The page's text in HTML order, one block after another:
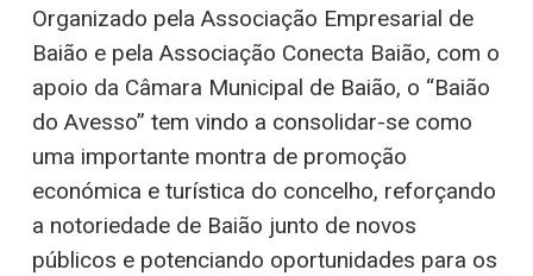
Organizado pela Associação Empresarial de
Baião e pela Associação Conecta Baião, com o
apoio da Câmara Municipal de Baião, o “Baião
do Avesso” tem vindo a consolidar-se como
uma importante montra de promoção
económica e turística do concelho, reforçando
a notoriedade de Baião junto de novos
públicos e potenciando oportunidades para os